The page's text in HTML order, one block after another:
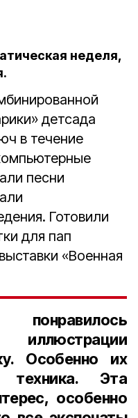
неделя,
детсада
в течение
песни
Готовили
для пап
«Военная
Особенно их
техника. Эта
особенно